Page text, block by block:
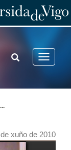
Toggle
TOGGLE
SEARCH
...
xuño de 2010